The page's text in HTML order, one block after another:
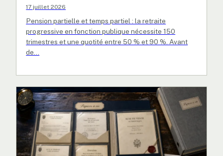
17 juillet 2026
Pension partielle et temps partiel : la retraite
progressive en fonction publique nécessite 150
trimestres et une quotité entre 50 % et 90 %. Avant
de…